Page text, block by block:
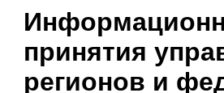
принятия
регионов и